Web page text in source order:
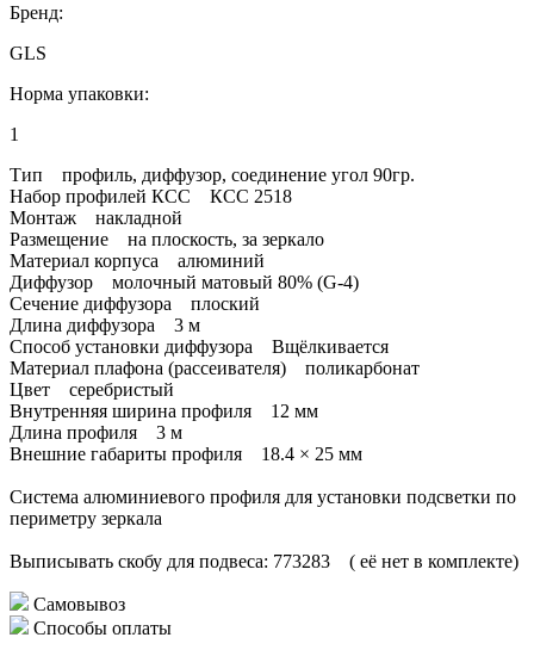
Бренд:
GLS
Норма упаковки:
1
Тип профиль, диффузор, соединение угол 90гр.
Набор профилей КСС КСС 2518
Монтаж накладной
Размещение на плоскость, за зеркало
Материал корпуса алюминий
Диффузор молочный матовый 80% (G-4)
Сечение диффузора плоский
Длина диффузора 3 м
Способ установки диффузора Вщёлкивается
Материал плафона (рассеивателя) поликарбонат
Цвет серебристый
Внутренняя ширина профиля 12 мм
Длина профиля 3 м
Внешние габариты профиля 18.4 × 25 мм
Система алюминиевого профиля для установки подсветки по
периметру зеркала
Выписывать скобу для подвеса: 773283 ( её нет в комплекте)
Самовывоз
Способы оплаты